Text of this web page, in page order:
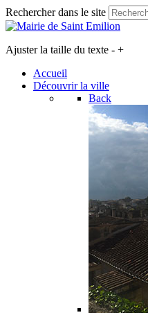
Rechercher dans le site
Ajuster la taille du texte - +
Accueil
Découvrir la ville
Back